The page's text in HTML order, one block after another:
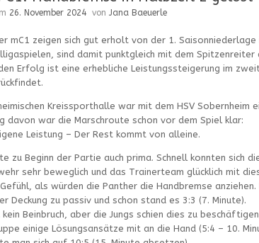
26. November 2024 von Jana Baeuerle
mC1 zeigen sich gut erholt von der 1.
sind damit punktgleich mit dem Spitzenreiter
Erfolg ist eine erhebliche Leistungssteigerung im
Kreissporthalle war mit dem HSV Sobernheim
davon war die Marschroute schon vor dem Spiel klar:
Leistung – Der Rest kommt von alleine.
zu Beginn der Partie auch prima. Schnell konnten sich
sehr beweglich und das Trainerteam glücklich mit
als würden die Panther die Handbremse
Deckung zu passiv und schon stand es 3:3 (7. Minute).
Beinbruch, aber die Jungs schien dies zu
einige Lösungsansätze mit an die Hand (5:4 – 10.